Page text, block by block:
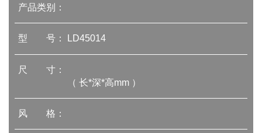
产品类别：
型 号： LD45014
尺 寸：
（ 长*深*高mm ）
风 格：